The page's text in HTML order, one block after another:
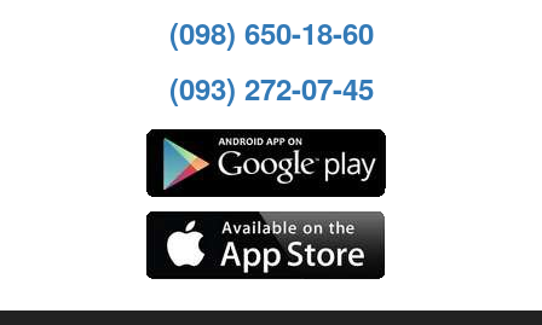
(098) 650-18-60
(093) 272-07-45